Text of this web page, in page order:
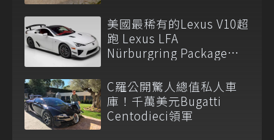
美國最稀有的Lexus V10超
跑 Lexus LFA
Nürburgring Package現
C羅公開驚人總值私人車
庫！千萬美元Bugatti
Centodieci領軍